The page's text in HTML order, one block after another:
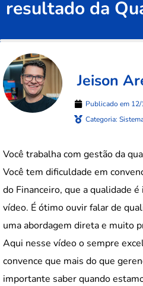
resultado da
Jeison
Publicado em
Categoria:
Você trabalha com gestão da
Você tem dificuldade em
do Financeiro, que a qualidade
vídeo. É ótimo ouvir falar de
uma abordagem direta e muito
Aqui nesse vídeo o sempre
convence que mais do que
importante saber quando